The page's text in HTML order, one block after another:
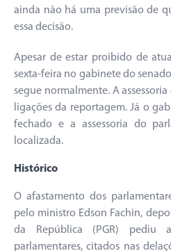
ainda não há uma previsão de
essa decisão.
Apesar de estar proibido de
sexta-feira no gabinete do
segue normalmente. A
ligações da reportagem. Já o
fechado e a assessoria do
localizada.
Histórico
O afastamento dos
pelo ministro Edson Fachin,
da República (PGR) pediu
parlamentares, citados nas